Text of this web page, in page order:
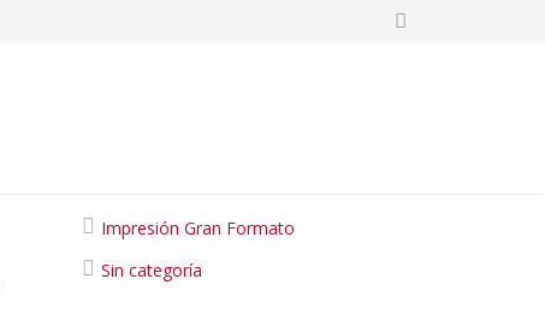
Impresión Gran Formato
Sin categoría